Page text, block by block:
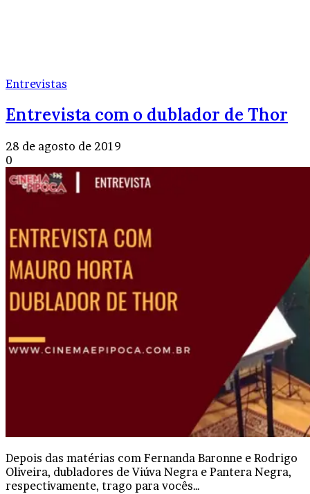
Entrevistas
Entrevista com o dublador de Thor
28 de agosto de 2019
0
Depois das matérias com Fernanda Baronne e Rodrigo
Oliveira, dubladores de Viúva Negra e Pantera Negra,
respectivamente, trago para vocês…